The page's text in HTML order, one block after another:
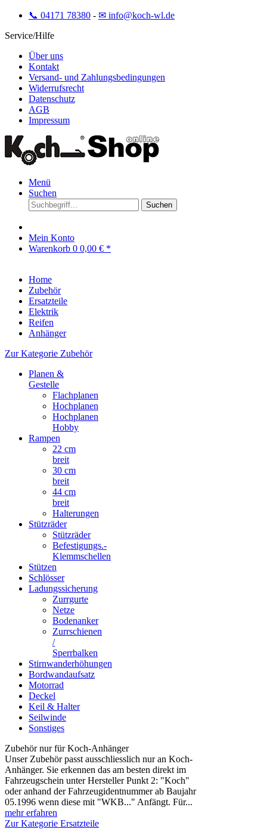
📞 04171 78380 - ✉ info@koch-wl.de
Service/Hilfe
Über uns
Kontakt
Versand- und Zahlungsbedingungen
Widerrufsrecht
Datenschutz
AGB
Impressum
Menü
Suchen
Suchen
Mein Konto
Warenkorb 0 0,00 € *
Home
Zubehör
Ersatzteile
Elektrik
Reifen
Anhänger
Zur Kategorie Zubehör
Planen &
Gestelle
Flachplanen
Hochplanen
Hochplanen
Hobby
Rampen
22 cm
breit
30 cm
breit
44 cm
breit
Halterungen
Stützräder
Stützräder
Befestigungs.-
Klemmschellen
Stützen
Schlösser
Ladungssicherung
Zurrgurte
Netze
Bodenanker
Zurrschienen
/
Sperrbalken
Stirnwanderhöhungen
Bordwandaufsatz
Motorrad
Deckel
Keil & Halter
Seilwinde
Sonstiges
Zubehör nur für Koch-Anhänger
Unser Zubehör passt ausschliesslich nur an Koch-
Anhänger. Sie erkennen das am besten direkt im
Fahrzeugschein unter Hersteller Punkt 2: "Koch"
oder anhand der Fahrzeugidentnummer ab Baujahr
05.1996 wenn diese mit "WKB..." Anfängt. Für...
mehr erfahren
Zur Kategorie Ersatzteile